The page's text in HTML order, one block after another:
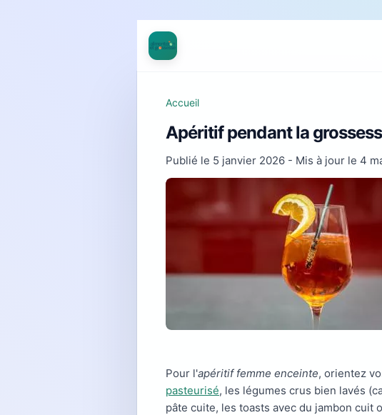
Accueil
Apéritif pendant la
Publié le 5 janvier 2026 - Mis à jour le 4
Pour l'apéritif femme enceinte, orientez
pasteurisé, les légumes crus bien lavés
pâte cuite, les toasts avec du jambon cuit